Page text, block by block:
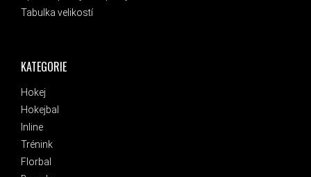
KATEGORIE
Hokej
Hokejbal
Inline
Trénink
Florbal
Tabulka velikostí